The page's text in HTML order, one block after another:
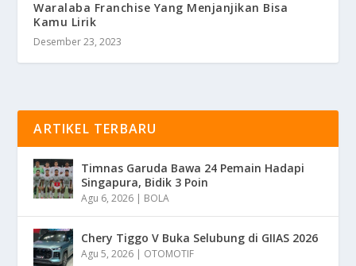
Waralaba Franchise Yang Menjanjikan Bisa
Kamu Lirik
Desember 23, 2023
ARTIKEL TERBARU
Timnas Garuda Bawa 24 Pemain Hadapi
Singapura, Bidik 3 Poin
Agu 6, 2026 | BOLA
Chery Tiggo V Buka Selubung di GIIAS 2026
Agu 5, 2026 | OTOMOTIF